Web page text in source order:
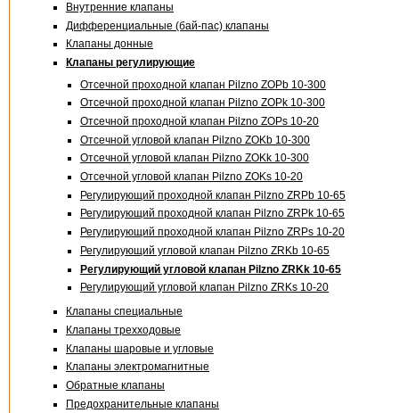
Внутренние клапаны
Дифференциальные (бай-пас) клапаны
Клапаны донные
Клапаны регулирующие
Отсечной проходной клапан Pilzno ZOPb 10-300
Отсечной проходной клапан Pilzno ZOPk 10-300
Отсечной проходной клапан Pilzno ZOPs 10-20
Отсечной угловой клапан Pilzno ZOKb 10-300
Отсечной угловой клапан Pilzno ZOKk 10-300
Отсечной угловой клапан Pilzno ZOKs 10-20
Регулирующий проходной клапан Pilzno ZRPb 10-65
Регулирующий проходной клапан Pilzno ZRPk 10-65
Регулирующий проходной клапан Pilzno ZRPs 10-20
Регулирующий угловой клапан Pilzno ZRKb 10-65
Регулирующий угловой клапан Pilzno ZRKk 10-65
Регулирующий угловой клапан Pilzno ZRKs 10-20
Клапаны специальные
Клапаны трехходовые
Клапаны шаровые и угловые
Клапаны электромагнитные
Обратные клапаны
Предохранительные клапаны